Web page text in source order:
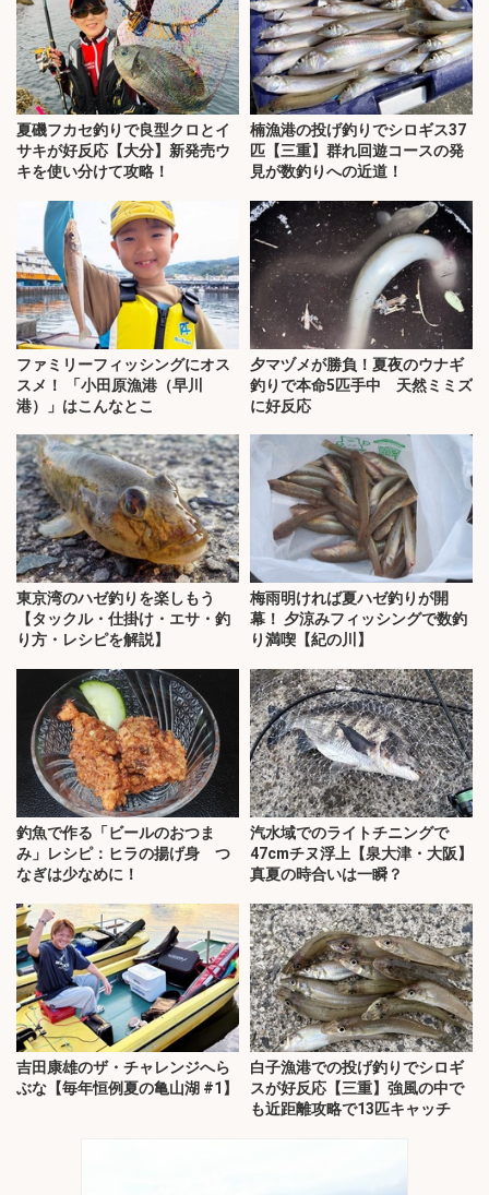
夏磯フカセ釣りで良型クロとイ
サキが好反応【大分】新発売ウ
キを使い分けて攻略！
楠漁港の投げ釣りでシロギス37
匹【三重】群れ回遊コースの発
見が数釣りへの近道！
ファミリーフィッシングにオス
スメ！ 「小田原漁港（早川
港）」はこんなとこ
夕マヅメが勝負！夏夜のウナギ
釣りで本命5匹手中 天然ミミズ
に好反応
東京湾のハゼ釣りを楽しもう
【タックル・仕掛け・エサ・釣
り方・レシピを解説】
梅雨明ければ夏ハゼ釣りが開
幕！ 夕涼みフィッシングで数釣
り満喫【紀の川】
釣魚で作る「ビールのおつま
み」レシピ：ヒラの揚げ身 つ
なぎは少なめに！
汽水域でのライトチニングで
47cmチヌ浮上【泉大津・大阪】
真夏の時合いは一瞬？
吉田康雄のザ・チャレンジへら
ぶな【毎年恒例夏の亀山湖 #1】
白子漁港での投げ釣りでシロギ
スが好反応【三重】強風の中で
も近距離攻略で13匹キャッチ